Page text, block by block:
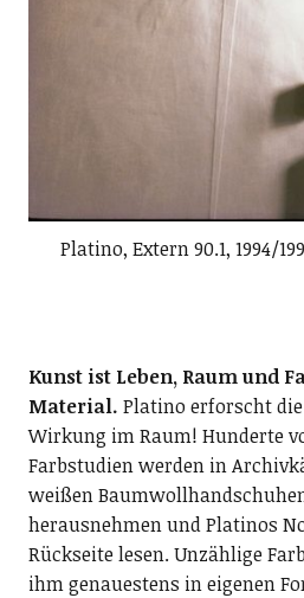
Platino, Extern 90.1, 1994/
Kunst ist Leben, Raum und
Material. Platino erforscht
Wirkung im Raum! Hunderte
Farbstudien werden in
weißen
herausnehmen und Platinos
Rückseite lesen. Unzählige
ihm genauestens in eigenen